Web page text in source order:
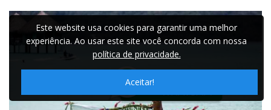
Este website usa cookies para garantir uma melhor
experiência. Ao usar este site você concorda com nossa
política de privacidade.
Aceitar!